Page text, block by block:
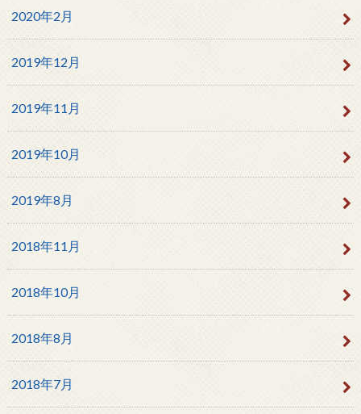
2020年2月
2019年12月
2019年11月
2019年10月
2019年8月
2018年11月
2018年10月
2018年8月
2018年7月